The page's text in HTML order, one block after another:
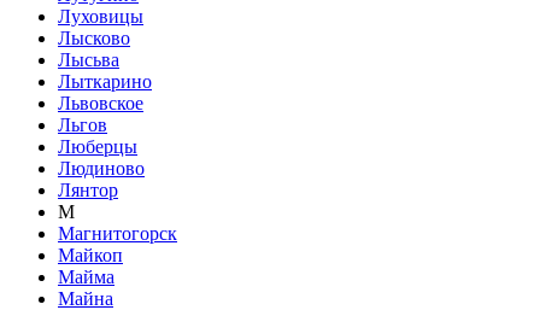
Луховицы
Лысково
Лысьва
Лыткарино
Львовское
Льгов
Люберцы
Людиново
Лянтор
М
Магнитогорск
Майкоп
Майма
Майна